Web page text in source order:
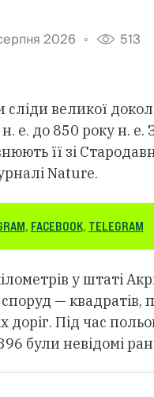
2026 513
великої
е. до 850 року н. е.
її зі
Nature.
, FACEBOOK, TELEGRAM
у штаті
— квадратів,
Під час
були невідомі